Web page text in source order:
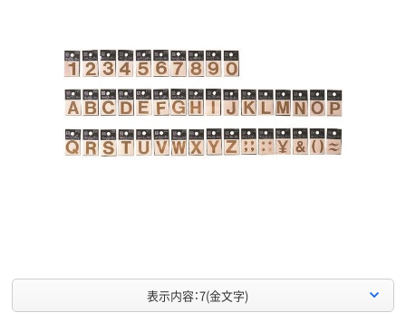
表示内容：7(金文字)